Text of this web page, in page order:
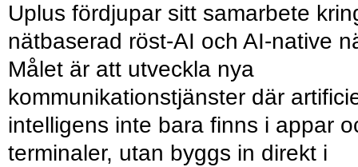
Uplus fördjupar sitt samarbete
nätbaserad röst-AI och AI-native
Målet är att utveckla nya
kommunikationstjänster där
intelligens inte bara finns i appar
terminaler, utan byggs in direkt i